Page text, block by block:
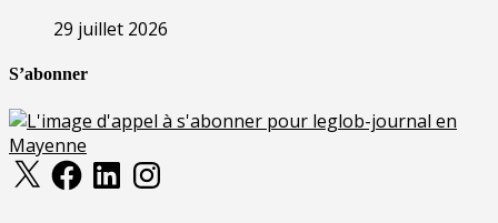
29 juillet 2026
S’abonner
X FacebookLinkedInInstagram